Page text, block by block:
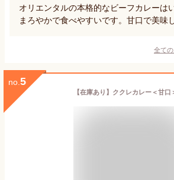
オリエンタルの本格的なビーフカレーは
まろやかで食べやすいです。甘口で美味
全て
no. 5
【在庫あり】ククレカレー＜甘口